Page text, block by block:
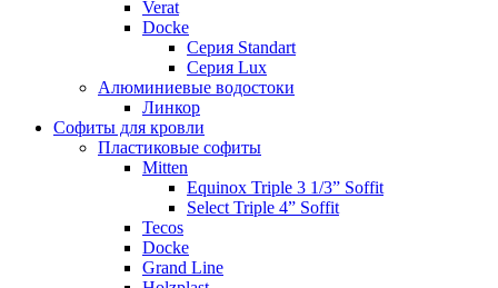
Verat
Docke
Серия Standart
Серия Lux
Алюминиевые водостоки
Линкор
Софиты для кровли
Пластиковые софиты
Mitten
Equinox Triple 3 1/3” Soffit
Select Triple 4” Soffit
Tecos
Docke
Grand Line